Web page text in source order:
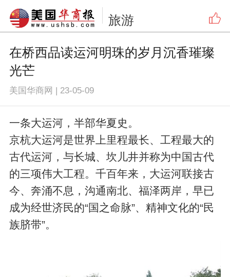
旅游
在桥西品读运河明珠的岁月沉香璀璨
光芒
美国华商网 | 23-05-09
一条大运河，半部华夏史。
京杭大运河是世界上里程最长、工程最大的
古代运河，与长城、坎儿井并称为中国古代
的三项伟大工程。千百年来，大运河联接古
今、奔涌不息，沟通南北、福泽两岸，早已
成为经世济民的“国之命脉”、精神文化的“民
族脐带”。